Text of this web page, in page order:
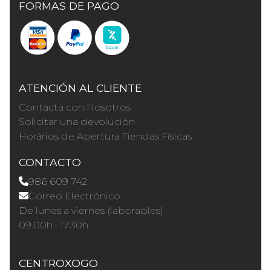
FORMAS DE PAGO
ATENCIÓN AL CLIENTE
Contacta con Nosotros
Solicitar una devolución
Horários de Apertura Tiendas Físicas
CONTACTO
986 609 742
Correo Electrónico
De lunes a viernes (laborables)
09.00h · 17.30h
CENTROXOGO